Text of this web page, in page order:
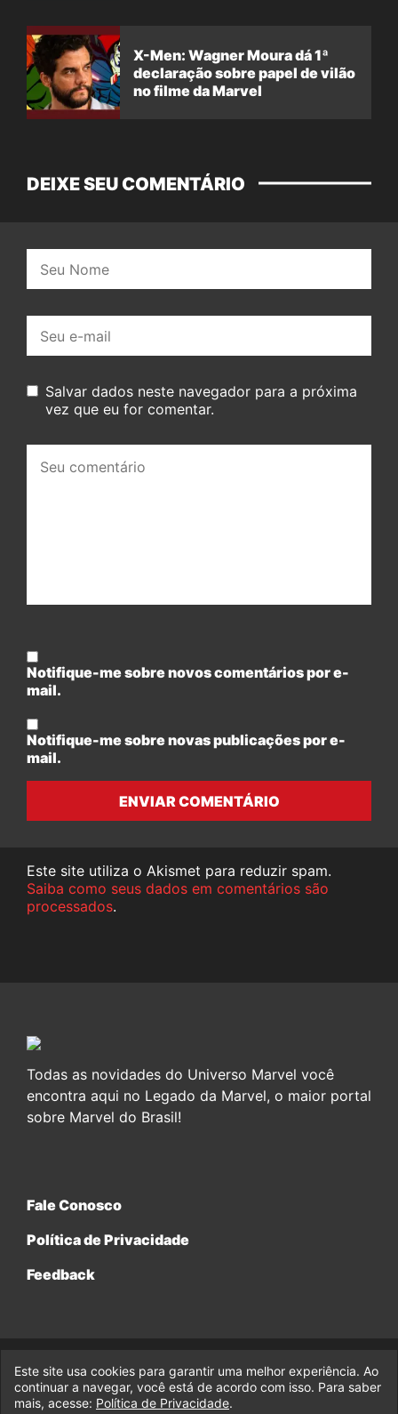
X-Men: Wagner Moura dá 1ª
declaração sobre papel de vilão
no filme da Marvel
DEIXE SEU COMENTÁRIO
mail:
Salvar dados neste navegador para a próxima
vez que eu for comentar.
comentário:
Notifique-me sobre novos comentários por e-
mail.
Notifique-me sobre novas publicações por e-
mail.
ENVIAR COMENTÁRIO
Este site utiliza o Akismet para reduzir spam.
Saiba como seus dados em comentários são
processados.
Todas as novidades do Universo Marvel você
encontra aqui no Legado da Marvel, o maior portal
sobre Marvel do Brasil!
Fale Conosco
Política de Privacidade
Feedback
© 2017-2026 Legado da Marvel, uma empresa da Legado
Enterprises.
Este site usa cookies para garantir uma melhor experiência. Ao
continuar a navegar, você está de acordo com isso. Para saber
mais, acesse: Política de Privacidade.